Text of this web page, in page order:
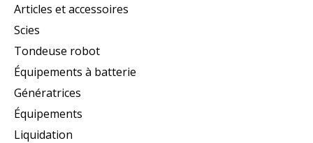
Articles et accessoires
Scies
Tondeuse robot
Équipements à batterie
Génératrices
Équipements
Liquidation